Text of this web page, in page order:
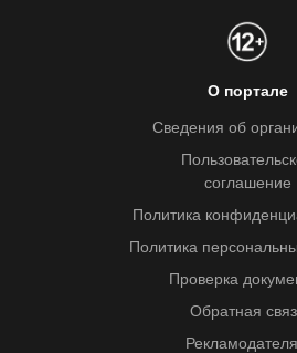
О портале
Сведения об
соглашение
Политика
Политика
Проверка
Обратная